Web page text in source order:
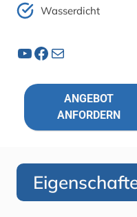
Wasserdicht
YouTube Facebook Post
ANGEBOT
ANFORDERN